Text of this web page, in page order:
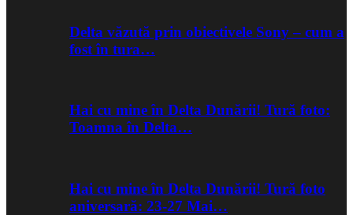
Delta văzută prin obiectivele Sony – cum a
fost în tura…
Hai cu mine în Delta Dunării! Tură foto:
Toamna în Delta…
Hai cu mine în Delta Dunării! Tură foto
aniversară: 23-27 Mai…